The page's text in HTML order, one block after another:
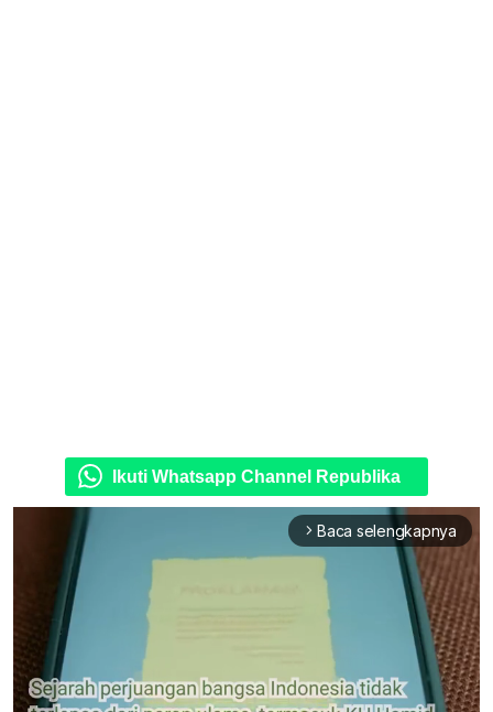
Ikuti Whatsapp Channel Republika
arrow_forward_ios Baca selengkapnya